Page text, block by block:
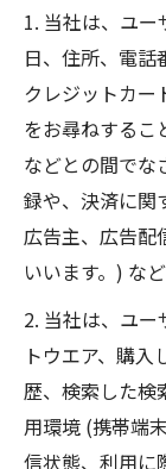
1. 当社は、ユ
日、住所、電話
クレジットカー
をお尋ねするこ
などとの間でな
録や、決済に関
広告主、広告配
いいます。) な
2. 当社は、ユ
トウエア、購
歴、検索した検
用環境 (携帯端
信状態、利用に